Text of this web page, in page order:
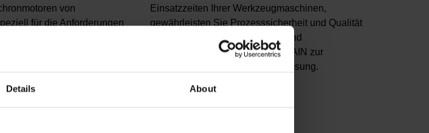
Details About
von
für die Anforderungen
Einsatzzeiten Ihrer Werkzeugmaschinen,
gewährleisten Sie Prozesssicherheit und Qualität
in Ihrer Fertigung: Mit den Tast- und
Kamerasystemen von HEIDENHAIN zur
Werkstück- und Werkzeugvermessung.
Zu den Produkten